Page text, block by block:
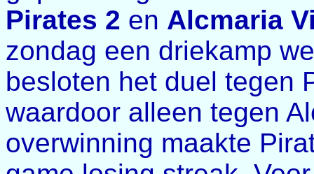
Pirates 2 en Alcmaria
zondag een driekamp
besloten het duel tegen
waardoor alleen tegen
overwinning maakte